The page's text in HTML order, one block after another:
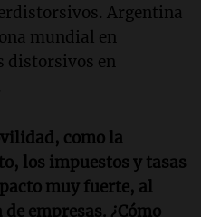
Argentina
mundial en
distorsivos en
como la
los impuestos y tasas
muy fuerte, al
empresas. ¿Cómo